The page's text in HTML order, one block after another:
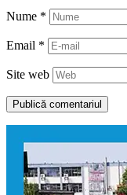
Nume *
Email *
Site web